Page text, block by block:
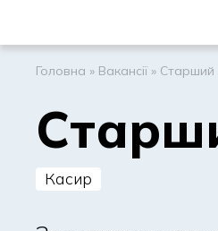
Головна » Вакансії » Старший
Касир